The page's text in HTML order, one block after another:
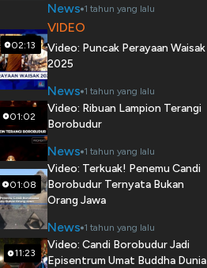
News 1 tahun yang lalu
02:13
VIDEO
Video: Puncak Perayaan Waisak
2025
News 1 tahun yang lalu
01:02
Video: Ribuan Lampion Terangi
Borobudur
News 1 tahun yang lalu
01:08
Video: Terkuak! Penemu Candi
Borobudur Ternyata Bukan
Orang Jawa
News 1 tahun yang lalu
11:23
Video: Candi Borobudur Jadi
Episentrum Umat Buddha Dunia